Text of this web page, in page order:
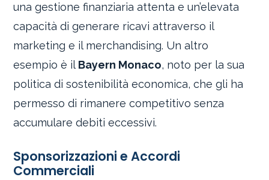
una gestione finanziaria attenta e un’elevata
capacità di generare ricavi attraverso il
marketing e il merchandising. Un altro
esempio è il Bayern Monaco, noto per la sua
politica di sostenibilità economica, che gli ha
permesso di rimanere competitivo senza
accumulare debiti eccessivi.
Sponsorizzazioni e Accordi
Commerciali